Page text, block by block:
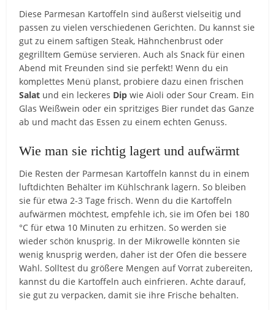
Diese Parmesan Kartoffeln sind äußerst vielseitig und
passen zu vielen verschiedenen Gerichten. Du kannst sie
gut zu einem saftigen Steak, Hähnchenbrust oder
gegrilltem Gemüse servieren. Auch als Snack für einen
Abend mit Freunden sind sie perfekt! Wenn du ein
komplettes Menü planst, probiere dazu einen frischen
Salat und ein leckeres Dip wie Aioli oder Sour Cream. Ein
Glas Weißwein oder ein spritziges Bier rundet das Ganze
ab und macht das Essen zu einem echten Genuss.
Wie man sie richtig lagert und aufwärmt
Die Resten der Parmesan Kartoffeln kannst du in einem
luftdichten Behälter im Kühlschrank lagern. So bleiben
sie für etwa 2-3 Tage frisch. Wenn du die Kartoffeln
aufwärmen möchtest, empfehle ich, sie im Ofen bei 180
°C für etwa 10 Minuten zu erhitzen. So werden sie
wieder schön knusprig. In der Mikrowelle könnten sie
wenig knusprig werden, daher ist der Ofen die bessere
Wahl. Solltest du größere Mengen auf Vorrat zubereiten,
kannst du die Kartoffeln auch einfrieren. Achte darauf,
sie gut zu verpacken, damit sie ihre Frische behalten.